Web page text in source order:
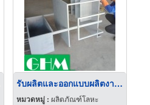
รับผลิตและออกแบบผลิตงานโครงเหล็ก
หมวดหมู่ :ผลิตภัณฑ์โลหะ